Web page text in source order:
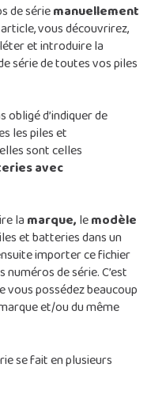
de sériemanuellement
vous découvrirez,
et introduire la
série de toutes vos piles
obligé d’indiquer de
les piles et
sont celles
avec
la marque, lemodèle
et batteries dans un
importer ce fichier
de série. C’est
possédez beaucoup
et/ou du même
se fait en plusieurs